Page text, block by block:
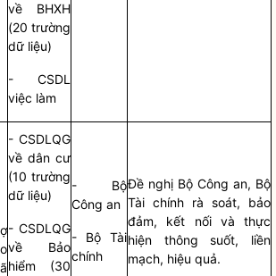
về BHXH
(20 trường
dữ liệu)
- CSDL
việc làm
- CSDLQG
về dân cư
(10 trường
dữ liệu)
- CSDLQG
về Bảo
hiểm (30
- Bộ
Công an
- Bộ Tài
chính
Đề nghị Bộ Công an, Bộ
Tài chính rà soát, bảo
đảm, kết nối và thực
hiện thông suốt, liền
mạch, hiệu quả.